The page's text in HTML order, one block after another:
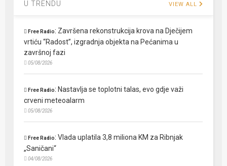
U TRENDU VIEW ALL
Free Radio: Završena rekonstrukcija krova na Dječijem
vrtiću “Radost”, izgradnja objekta na Pećanima u
završnoj fazi
05/08/2026
Free Radio: Nastavlja se toplotni talas, evo gdje važi
crveni meteoalarm
05/08/2026
Free Radio:Vlada uplatila 3,8 miliona KM za Ribnjak
„Saničani“
04/08/2026